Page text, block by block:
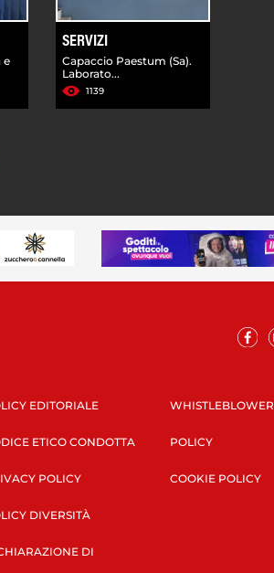
e
SERVIZI
Capaccio Paestum (Sa).
Laborato...
1139
EDITORIALE
ETICO CONDOTTA
POLICY
DIVERSITÀ
DI
WHISTLEBLOWER
POLICY
COOKIE POLICY